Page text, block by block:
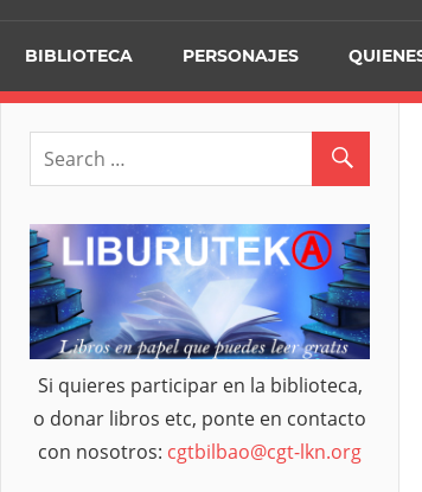
BIBLIOTECA PERSONAJES
Si quieres participar en la biblioteca,
o donar libros etc, ponte en contacto
con nosotros: cgtbilbao@cgt-lkn.org